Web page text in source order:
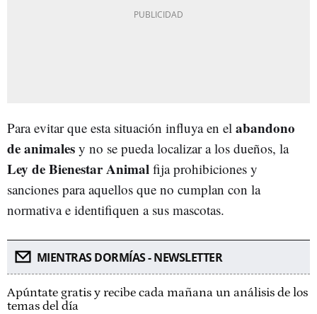
Para evitar que esta situación influya en el abandono
de animales y no se pueda localizar a los dueños, la
Ley de Bienestar Animal fija prohibiciones y
sanciones para aquellos que no cumplan con la
normativa e identifiquen a sus mascotas.
MIENTRAS DORMÍAS - NEWSLETTER
Apúntate gratis y recibe cada mañana un análisis de los
temas del día